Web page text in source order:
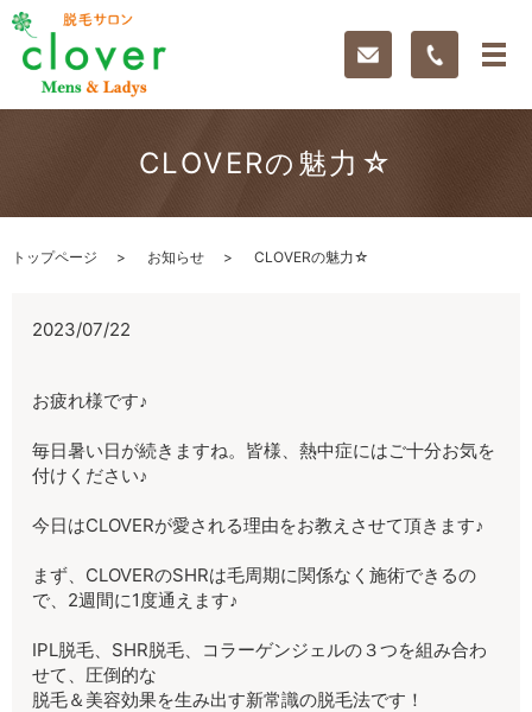
CLOVERの魅力☆
トップページ お知らせ CLOVERの魅力☆
2023/07/22
お疲れ様です♪
毎日暑い日が続きますね。皆様、熱中症にはご十分お気を
付けください♪
今日はCLOVERが愛される理由をお教えさせて頂きます♪
まず、CLOVERのSHRは毛周期に関係なく施術できるの
で、2週間に1度通えます♪
IPL脱毛、SHR脱毛、コラーゲンジェルの３つを組み合わ
せて、圧倒的な
脱毛＆美容効果を生み出す新常識の脱毛法です！